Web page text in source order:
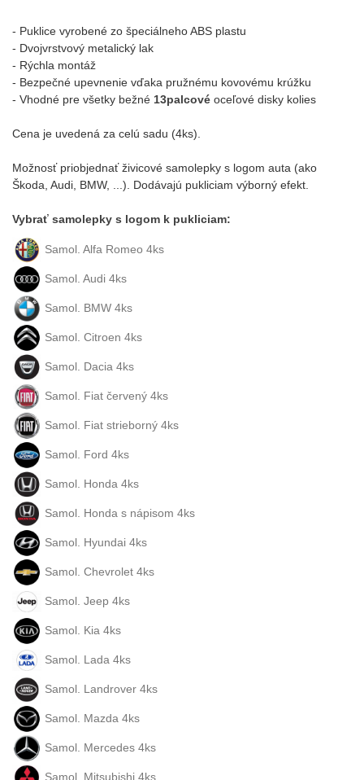
- Puklice vyrobené zo špeciálneho ABS plastu
- Dvojvrstvový metalický lak
- Rýchla montáž
- Bezpečné upevnenie vďaka pružnému kovovému krúžku
- Vhodné pre všetky bežné 13palcové oceľové disky kolies
Cena je uvedená za celú sadu (4ks).
Možnosť priobjednať živicové samolepky s logom auta (ako
Škoda, Audi, BMW, ...). Dodávajú pukliciam výborný efekt.
Vybrať samolepky s logom k pukliciam:
Samol. Alfa Romeo 4ks
Samol. Audi 4ks
Samol. BMW 4ks
Samol. Citroen 4ks
Samol. Dacia 4ks
Samol. Fiat červený 4ks
Samol. Fiat strieborný 4ks
Samol. Ford 4ks
Samol. Honda 4ks
Samol. Honda s nápisom 4ks
Samol. Hyundai 4ks
Samol. Chevrolet 4ks
Samol. Jeep 4ks
Samol. Kia 4ks
Samol. Lada 4ks
Samol. Landrover 4ks
Samol. Mazda 4ks
Samol. Mercedes 4ks
Samol. Mitsubishi 4ks